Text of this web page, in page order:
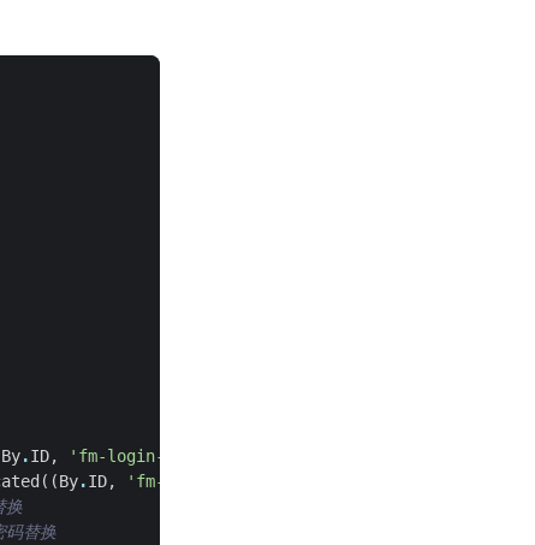
By.ID, 'fm-login-id'
((By.ID, 'fm-login-password'
换
码替换